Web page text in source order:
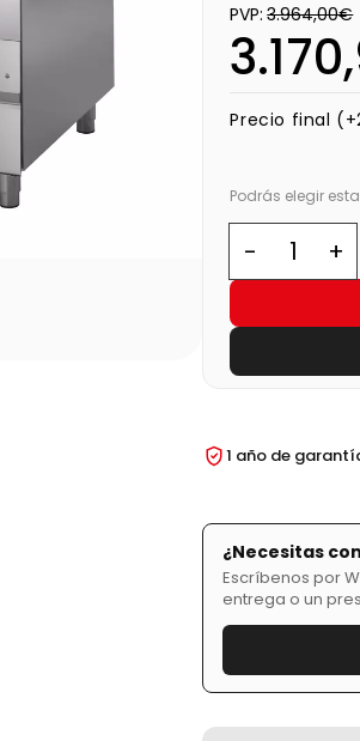
PVP: 3.964,00€
Precio final
Podrás elegir
1 año de
¿Necesitas
Escríbenos por
entrega o un